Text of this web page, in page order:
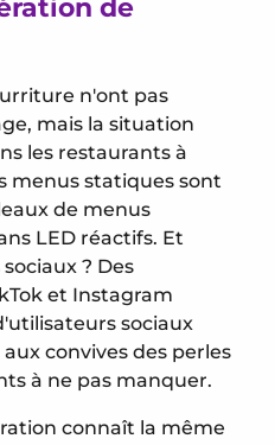
de
n'ont pas
mais la situation
les restaurants à
menus statiques sont
de menus
LED réactifs. Et
? Des
et Instagram
sociaux
convives des perles
à ne pas manquer.
connaît la même